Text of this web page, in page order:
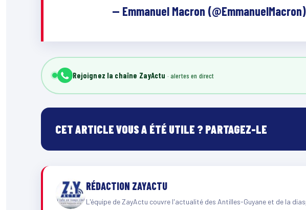
— Emmanuel Macron (@EmmanuelMacron)
Rejoignez la chaîne ZayActu
CET ARTICLE VOUS A ÉTÉ UTILE ? PARTAGEZ-LE
RÉDACTION ZAYACTU
L'équipe de ZayActu couvre l'actualité des Antilles-Guyane et de la